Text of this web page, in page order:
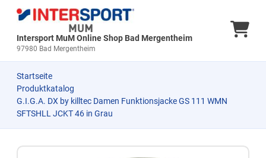
Intersport MuM Online Shop Bad Mergentheim
97980 Bad Mergentheim
Startseite
Produktkatalog
G.I.G.A. DX by killtec Damen Funktionsjacke GS 111 WMN
SFTSHLL JCKT 46 in Grau